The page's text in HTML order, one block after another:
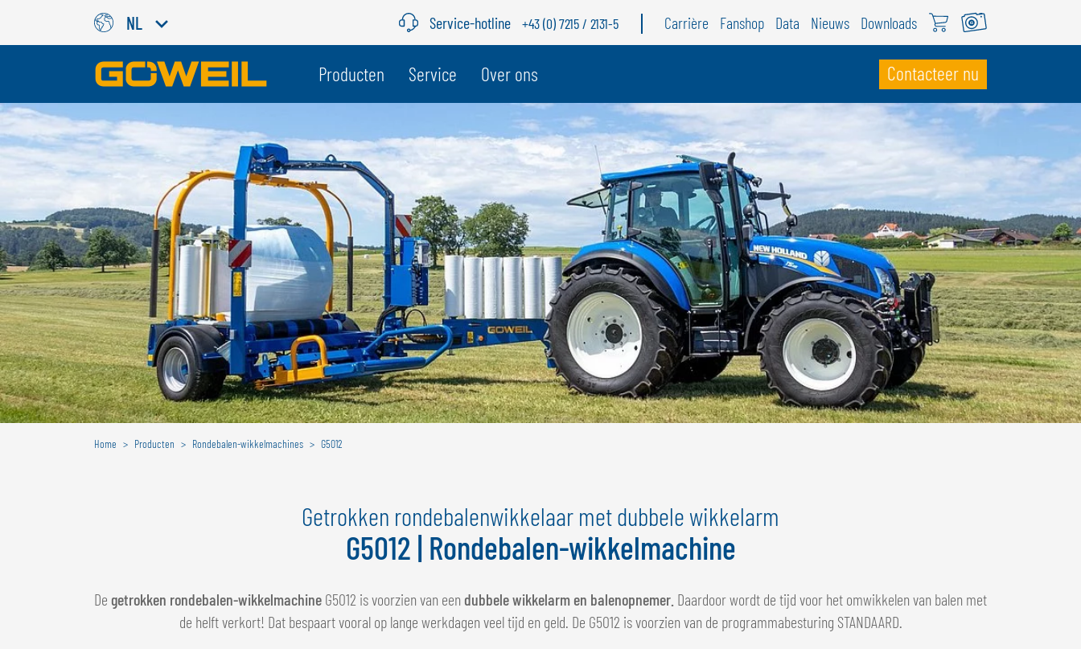
NL
Kies uw taal / land
INTERNATIONAAL
GÖWEIL
DEUTSCH
ENGLISH
FRANÇAIS
NEDERLANDS
ESPAÑOL
POLSKI
ČESKÝ
BELGIË
GÖWEIL BNL
NEDERLANDS
FRANÇAIS
DEUTSCH
ZWITSERLAND
GÖWEIL Schweiz
DEUTSCH
FRANÇAIS
Service-hotline +43 (0) 7215 / 2131-5 Carrière Fanshop Data Nieuws Downloads
Producten Service Over ons Contacteer nu
Home Producten Rondebalen-wikkelmachines G5012
Getrokken rondebalenwikkelaar met dubbele wikkelarm
G5012 | Rondebalen-wikkelmachine
De getrokken rondebalen-wikkelmachine G5012 is voorzien van een dubbele wikkelarm en balenopnemer. Daardoor wordt de tijd voor het omwikkelen van balen met
de helft verkort! Dat bespaart vooral op lange werkdagen veel tijd en geld. De G5012 is voorzien van de programmabesturing STANDAARD.